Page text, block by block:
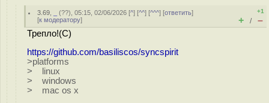
3.69 (??), 05:15, 02/06/2026 [^] [^^] [^^^] [ответить]
[к модератору]
+1
+ / –
Трепло!(С)
https://github.com/basiliscos/syncspirit
>platforms
> linux
> windows
> mac os x